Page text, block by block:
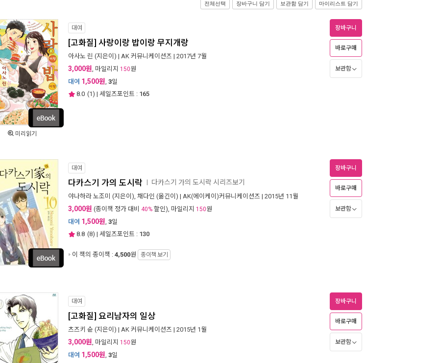
전체선택 장바구니 담기 보관함 담기 마이리스트 담기
미리읽기
대여
[고화질] 사랑이랑 밥이랑 무지개랑
아사노 린 (지은이) | AK 커뮤니케이션즈 | 2017년 7월
3,000원, 마일리지 150원
대여 1,500원, 3일
8.0 (1) | 세일즈포인트 : 165
장바구니
바로구매
보관함
대여
다카스기 가의 도시락 다카스기 가의 도시락 시리즈보기
야나하라 노조미 (지은이), 채다인 (옮긴이) | AK(에이케이)커뮤니케이션즈 | 2015년 11월
3,000원 (종이책 정가 대비 40% 할인), 마일리지 150원
대여 1,500원, 3일
8.8 (8) | 세일즈포인트 : 130
이 책의 종이책 : 4,500원 종이책 보기
장바구니
바로구매
보관함
대여
[고화질] 요리남자의 일상
츠즈키 슌 (지은이) | AK 커뮤니케이션즈 | 2015년 1월
3,000원, 마일리지 150원
대여 1,500원, 3일
장바구니
바로구매
보관함